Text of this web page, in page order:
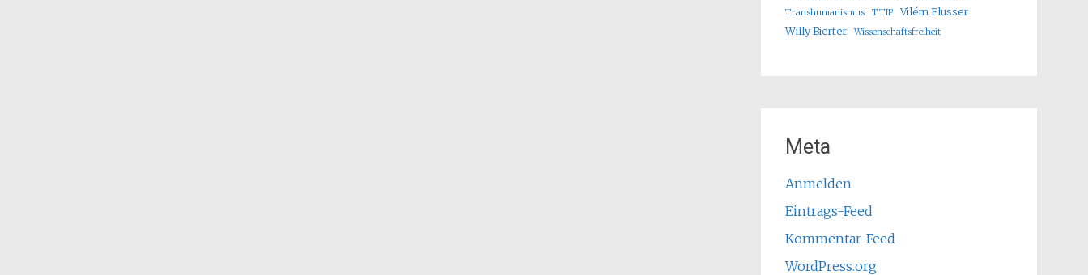
Transhumanismus
TTIP
Vilém Flusser
Willy Bierter
Wissenschaftsfreiheit
Meta
Anmelden
Eintrags-Feed
Kommentar-Feed
WordPress.org